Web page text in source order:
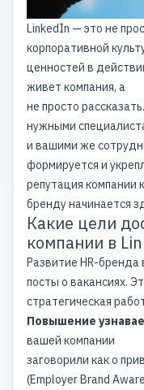
LinkedIn — это не
корпоративной
ценностей в
живет компания, а
не просто
нужными
и вашими же
формируется и
репутация компании
бренду начинается
Какие цели
компании в
Развитие HR-бренда
посты о вакансиях.
стратегическая
Повышение
вашей компании
заговорили как о
(Employer Brand